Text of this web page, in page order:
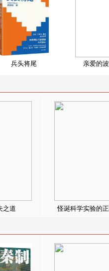
兵头将尾 亲爱的
之道 怪诞科学实验的